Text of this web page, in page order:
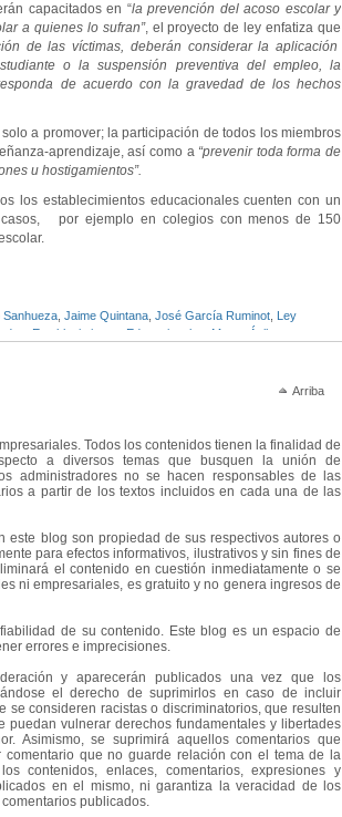
capacitados en “la prevención del acoso escolar y
a quienes lo sufran”, el proyecto de ley enfatiza que
de las víctimas, deberán considerar la aplicación
o la suspensión preventiva del empleo, la
de acuerdo con la gravedad de los hechos
a promover; la participación de todos los miembros
aprendizaje, así como a “prevenir toda forma de
u hostigamientos”.
los establecimientos educacionales cuenten con un
por ejemplo en colegios con menos de 150
Jaime Quintana José García Ruminot Ley
a Establecimientos Educacionales Marco Ávila
Arriba
Todos los contenidos tienen la finalidad de
a diversos temas que busquen la unión de
administradores no se hacen responsables de las
a partir de los textos incluidos en cada una de las
este blog son propiedad de sus respectivos autores o
para efectos informativos, ilustrativos y sin fines de
el contenido en cuestión inmediatamente o se
ni empresariales, es gratuito y no genera ingresos de
de su contenido. Este blog es un espacio de
errores e imprecisiones.
y aparecerán publicados una vez que los
el derecho de suprimirlos en caso de incluir
consideren racistas o discriminatorios, que resulten
vulnerar derechos fundamentales y libertades
Asimismo, se suprimirá aquellos comentarios que
comentario que no guarde relación con el tema de la
contenidos, enlaces, comentarios, expresiones y
en el mismo, ni garantiza la veracidad de los
publicados.